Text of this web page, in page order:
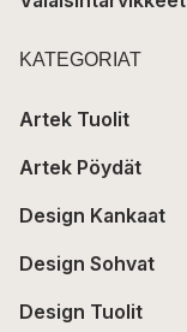
KATEGORIAT
Artek Tuolit
Artek Pöydät
Design Kankaat
Design Sohvat
Design Tuolit